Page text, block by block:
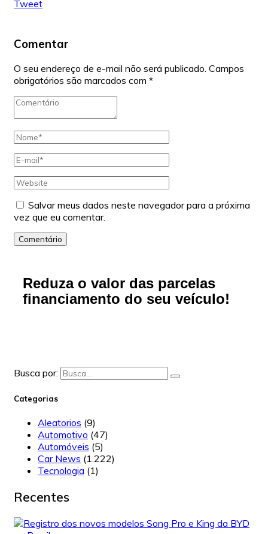
Tweet
Comentar
O seu endereço de e-mail não será publicado. Campos
obrigatórios são marcados com *
Salvar meus dados neste navegador para a próxima
vez que eu comentar.
Comentário
Reduza o valor das parcelas
financiamento do seu veículo!
Busca por:
Categorias
Aleatorios (9)
Automotivo (47)
Automóveis (5)
Car News (1.222)
Tecnologia (1)
Recentes